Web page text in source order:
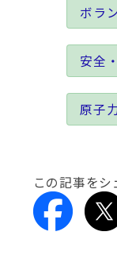
ボラ
安全
原子
この記事をシ